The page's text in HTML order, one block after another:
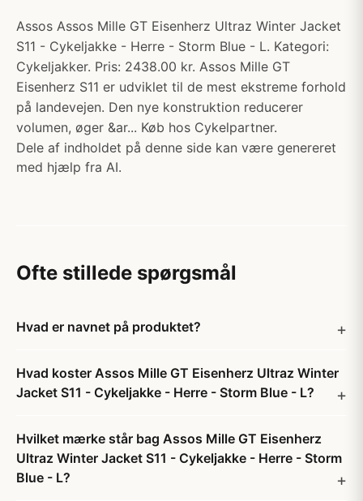
Assos Assos Mille GT Eisenherz Ultraz Winter Jacket
S11 - Cykeljakke - Herre - Storm Blue - L. Kategori:
Cykeljakker. Pris: 2438.00 kr. Assos Mille GT
Eisenherz S11 er udviklet til de mest ekstreme forhold
på landevejen. Den nye konstruktion reducerer
volumen, øger &ar... Køb hos Cykelpartner.
Dele af indholdet på denne side kan være genereret
med hjælp fra AI.
Ofte stillede spørgsmål
Hvad er navnet på produktet?
Hvad koster Assos Mille GT Eisenherz Ultraz Winter
Jacket S11 - Cykeljakke - Herre - Storm Blue - L?
Hvilket mærke står bag Assos Mille GT Eisenherz
Ultraz Winter Jacket S11 - Cykeljakke - Herre - Storm
Blue - L?